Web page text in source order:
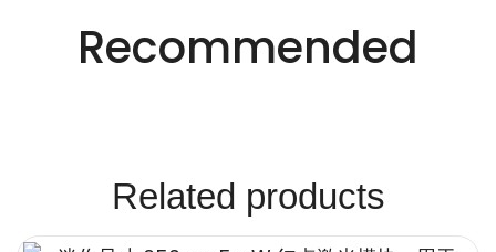
创新的激光解决方
案。
Recommended
Related products